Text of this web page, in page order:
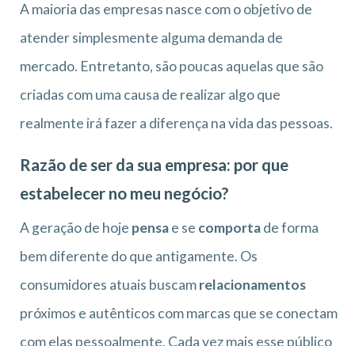
A maioria das empresas nasce com o objetivo de
atender simplesmente alguma demanda de
mercado. Entretanto, são poucas aquelas que são
criadas com uma causa de realizar algo que
realmente irá fazer a diferença na vida das pessoas.
Razão de ser da sua empresa: por que
estabelecer no meu negócio?
A geração de hoje pensae se comportade forma
bem diferente do que antigamente. Os
consumidores atuais buscamrelacionamentos
próximos e autênticos com marcas que se conectam
com elas pessoalmente. Cada vez mais esse público